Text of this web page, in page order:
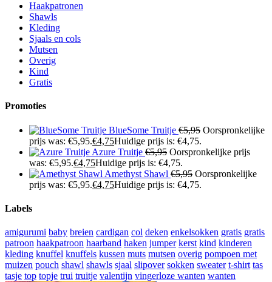
Haakpatronen
Shawls
Kleding
Sjaals en cols
Mutsen
Overig
Kind
Gratis
Promoties
BlueSome Truitje €5,95 Oorspronkelijke
prijs was: €5,95.€4,75Huidige prijs is: €4,75.
Azure Truitje €5,95 Oorspronkelijke prijs
was: €5,95.€4,75Huidige prijs is: €4,75.
Amethyst Shawl €5,95 Oorspronkelijke
prijs was: €5,95.€4,75Huidige prijs is: €4,75.
Labels
amigurumi baby breien cardigan col deken enkelsokken gratis gratis
patroon haakpatroon haarband haken jumper kerst kind kinderen
kleding knuffel knuffels kussen muts mutsen overig pompoen met
muizen pouch shawl shawls sjaal slipover sokken sweater t-shirt tas
tasje top topje trui truitje valentijn vingerloze wanten wanten